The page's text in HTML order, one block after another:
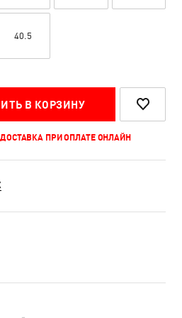
40.5
В КОРЗИНУ
ПРИ ОПЛАТЕ ОНЛАЙН